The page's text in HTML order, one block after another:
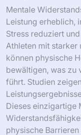
Mentale
Leistung erheblich,
Stress reduziert
Athleten mit
können physische
bewältigen, was zu
führt. Studien
Dieses einzigartige
physische